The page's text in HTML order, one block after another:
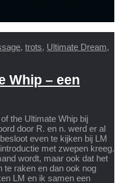
, trots, Ultimate Dream,
Whip – een
the Ultimate Whip bij
door R. en n. werd er al
even te kijken bij LM
met zwepen kreeg.
wordt, maar ook dat het
te raken en dan ook nog
LM en ik samen een